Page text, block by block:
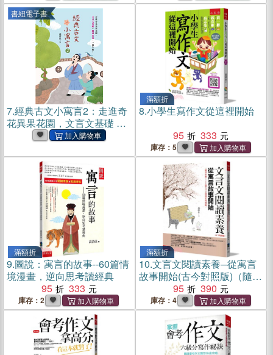
書紐電子書
7.經典古文小寓言2：走進奇
花異果花園，文言文基礎 ×
閱讀素養，一起升級！(電子
滿額折
8.小學生寫作文從這裡開始
95
333
庫存：5
滿額折
9.圖說：寓言的故事--60篇情
境漫畫，逆向思考讀經典
95
333
庫存：2
滿額折
10.文言文閱讀素養─從寓言
故事開始(古今對照版)（隨書
附贈120題文言文閱讀素養測
驗）
95 390
庫存：4